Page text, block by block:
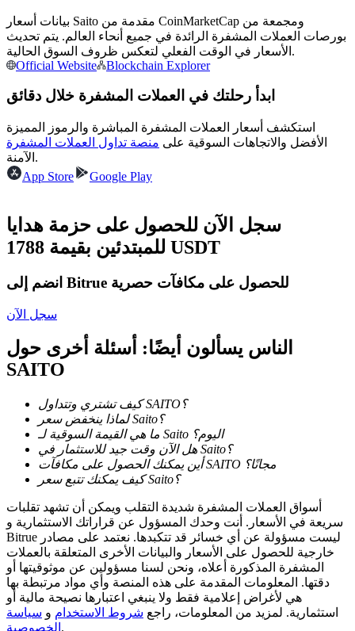
نسخ التداول
انضم إلى أفضل المتداولين
كن متداول نسخ
استمتع بتقاسم الأرباح وعمولات نسخ التداول
معلومة
تحليل البيانات الضخمة بما في ذلك المعلومات التجارية، وما
بيانات أسعار Saito مقدمة من CoinMarketCap ومجمعة من
بورصات العملات المشفرة الرائدة في جميع أنحاء العالم. يتم تحديث
الأسعار في الوقت الفعلي لتعكس ظروف السوق الحالية.
Official Website
Blockchain Explorer
ابدأ رحلتك في العملات المشفرة خلال دقائق
استكشف أسعار العملات المشفرة المباشرة والرموز المميزة
الأفضل والاتجاهات السوقية على منصة تداول العملات المشفرة
الآمنة.
App Store
Google Play
سجل الآن للحصول على حزمة هدايا
للمبتدئين بقيمة 1788 USDT
انضم إلى Bitrue للحصول على مكافآت حصرية
سجل الآن
الناس يسألون أيضًا: أسئلة أخرى حول
SAITO
كيف تشتري وتتداول SAITO؟
لماذا ينخفض سعر Saito؟
ما هي القيمة السوقية لـ Saito اليوم؟
هل الآن وقت جيد للاستثمار في Saito؟
أين يمكنك الحصول على مكافآت SAITO مجانًا؟
كيف يمكنك تتبع سعر Saito؟
أسواق العملات المشفرة شديدة التقلب ويمكن أن تشهد تقلبات
سريعة في الأسعار. أنت وحدك المسؤول عن قراراتك الاستثمارية و
Bitrue ليست مسؤولة عن أي خسائر قد تتكبدها. نعتمد على مصادر
خارجية للحصول على الأسعار والبيانات الأخرى المتعلقة بالعملات
المشفرة المذكورة أعلاه، ونحن لسنا مسؤولين عن موثوقيتها أو
دقتها. المعلومات المقدمة على هذه المنصة وأي مواد مرتبطة بها
هي لأغراض إعلامية فقط ولا ينبغي اعتبارها نصيحة مالية أو
استثمارية. لمزيد من المعلومات، راجع شروط الاستخدام و سياسة
الخصوصية .